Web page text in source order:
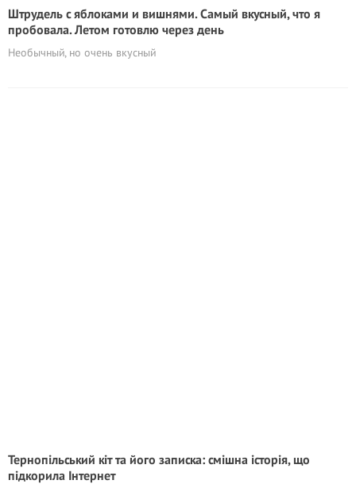
Штрудель с яблоками и вишнями. Самый вкусный, что я
пробовала. Летом готовлю через день
Необычный, но очень вкусный
Тернопільський кіт та його записка: смішна історія, що
підкорила Інтернет